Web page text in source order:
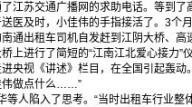
江苏交通广播网的求助电话。等到
医及时，小佳伟的手指接活了。3个
通出租车司机自发赶到江阴大桥、高
上进行了简短的“江南江北爱心接力”
央视《讲述》栏目，在全国引起轰动
伟做点什么……”
陷入了思考。“当时出租车行业整